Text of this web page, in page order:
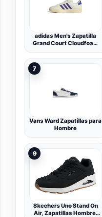
adidas Men's Zapatilla
Grand Court Cloudfoam
7
Vans Ward Zapatillas para
Hombre
9
Skechers Uno Stand On
Air, Zapatillas Hombre,